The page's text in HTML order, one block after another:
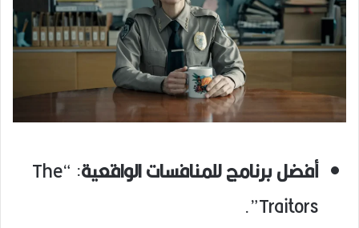
أفضل برنامج للمنافسات الواقعية : “The
Traitors”.